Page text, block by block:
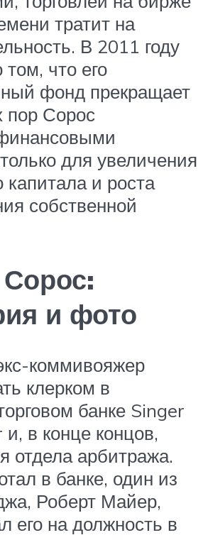
тратит на
В 2011 году
что его
фонд прекращает
пор Сорос
для увеличения
капитала и роста
собственной
и фото
коммивояжер
клерком в
банке Singer
в конце концов,
отдела арбитража.
в банке, один из
Роберт Майер,
его на должность в